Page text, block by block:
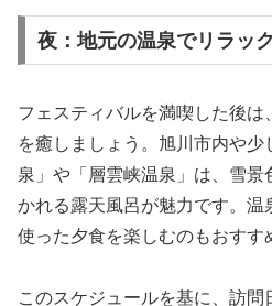
夜：地元の温泉でリラッ
フェスティバルを満喫した後
を癒しましょう。旭川市内や
泉」や「層雲峡温泉」は、雪
かれる露天風呂が魅力です。温
使った夕食を楽しむのもおすす
このスケジュールを基に、訪